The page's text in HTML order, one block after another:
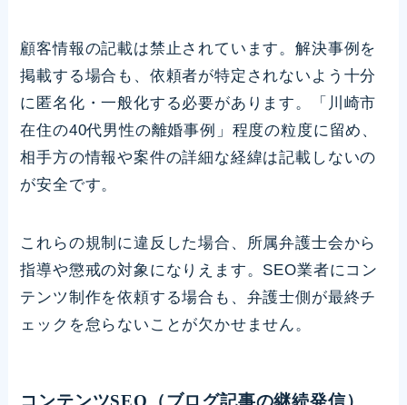
顧客情報の記載は禁止されています。解決事例を
掲載する場合も、依頼者が特定されないよう十分
に匿名化・一般化する必要があります。「川崎市
在住の40代男性の離婚事例」程度の粒度に留め、
相手方の情報や案件の詳細な経緯は記載しないの
が安全です。
これらの規制に違反した場合、所属弁護士会から
指導や懲戒の対象になりえます。SEO業者にコン
テンツ制作を依頼する場合も、弁護士側が最終チ
ェックを怠らないことが欠かせません。
コンテンツSEO（ブログ記事の継続発信）